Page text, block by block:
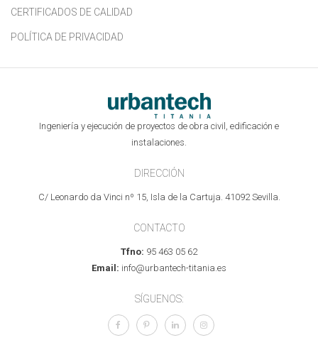
CERTIFICADOS DE CALIDAD
POLÍTICA DE PRIVACIDAD
Ingeniería y ejecución de proyectos de obra civil, edificación e
instalaciones.
DIRECCIÓN
C/ Leonardo da Vinci nº 15, Isla de la Cartuja. 41092 Sevilla.
CONTACTO
Tfno: 95 463 05 62
Email: info@urbantech-titania.es
SÍGUENOS: